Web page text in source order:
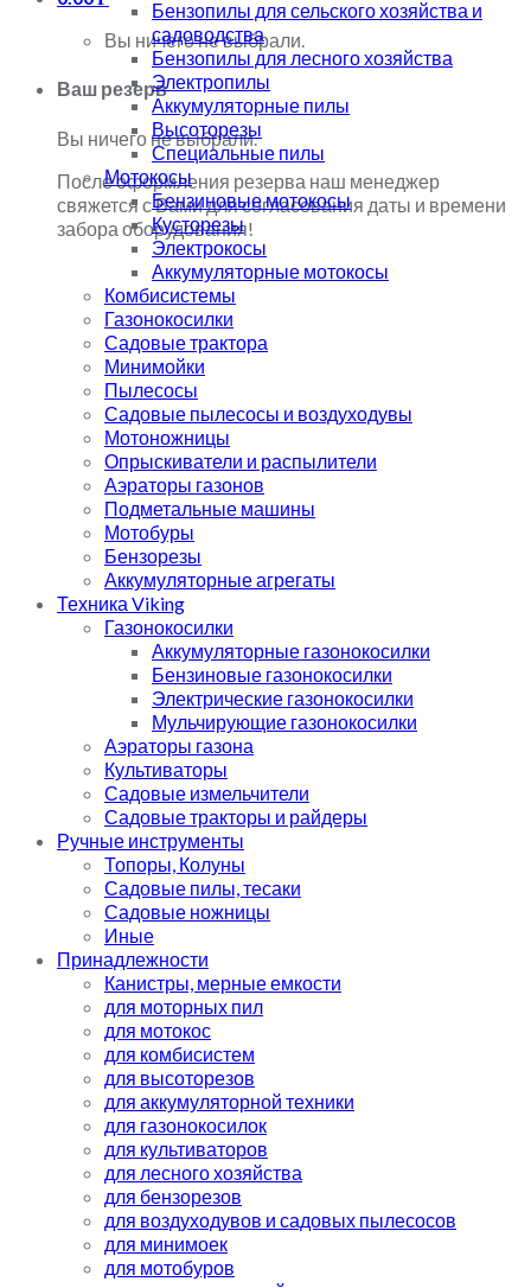
Вы ничего не выбрали.
Ваш резерв
Вы ничего не выбрали.
После оформления резерва наш менеджер
свяжется с Вами для согласования даты и времени
забора оборудования!
Бензопилы для сельского хозяйства и
садоводства
Бензопилы для лесного хозяйства
Электропилы
Аккумуляторные пилы
Высоторезы
Специальные пилы
Мотокосы
Бензиновые мотокосы
Кусторезы
Электрокосы
Аккумуляторные мотокосы
Комбисистемы
Газонокосилки
Садовые трактора
Минимойки
Пылесосы
Садовые пылесосы и воздуходувы
Мотоножницы
Опрыскиватели и распылители
Аэраторы газонов
Подметальные машины
Мотобуры
Бензорезы
Аккумуляторные агрегаты
Техника Viking
Газонокосилки
Аккумуляторные газонокосилки
Бензиновые газонокосилки
Электрические газонокосилки
Мульчирующие газонокосилки
Аэраторы газона
Культиваторы
Садовые измельчители
Садовые тракторы и райдеры
Ручные инструменты
Топоры, Колуны
Садовые пилы, тесаки
Садовые ножницы
Иные
Принадлежности
Канистры, мерные емкости
для моторных пил
для мотокос
для комбисистем
для высоторезов
для аккумуляторной техники
для газонокосилок
для культиваторов
для лесного хозяйства
для бензорезов
для воздуходувов и садовых пылесосов
для минимоек
для мотобуров